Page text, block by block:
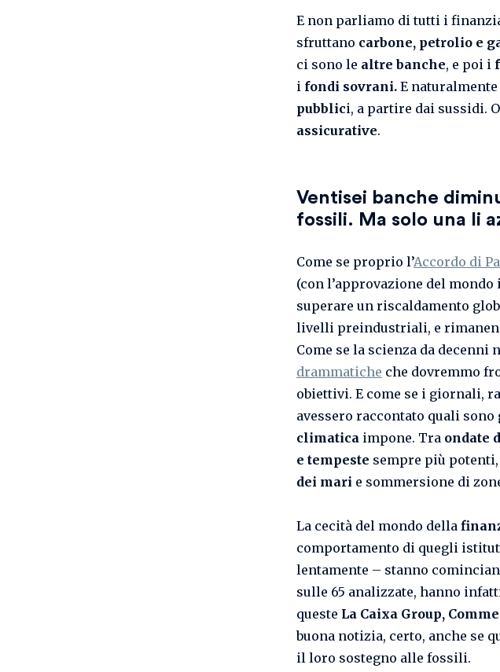
E non parliamo di tutti i
sfruttano carbone, petrolio e
ci sono le altre banche, e poi i
i fondi sovrani. E
pubblici, a partire dai sussidi.
assicurative.
Ventisei banche
fossili. Ma solo una li
Come se proprio l’Accordo di
(con l’approvazione del
superare un riscaldamento
livelli preindustriali, e
Come se la scienza da decenni
drammatiche che dovremmo
obiettivi. E come se i giornali,
avessero raccontato quali
climatica impone. Tra ondate
e tempeste sempre più potenti,
dei mari e sommersione di
La cecità del mondo della
comportamento di quegli
lentamente – stanno
sulle 65 analizzate, hanno
queste La Caixa Group,
buona notizia, certo, anche se
il loro sostegno alle fossili.